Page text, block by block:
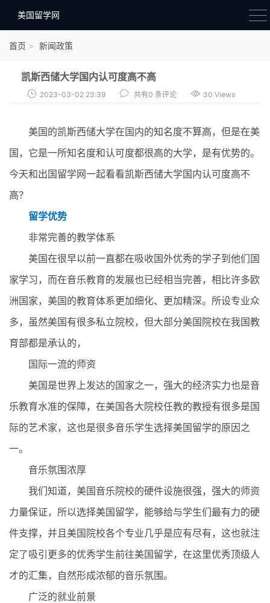
美国留学网
院校选择
材料准备
首页 新闻政策
凯斯西储大学国内认可度高不高
2023-03-02 23:39 共有0 条评论 30 Views
美国的凯斯西储大学在国内的知名度不算高，但是在美
国，它是一所知名度和认可度都很高的大学，是有优势的。
今天和出国留学网一起看看凯斯西储大学国内认可度高不
高？
留学优势
非常完善的教学体系
美国在很早以前一直都在吸收国外优秀的学子到他们国
家学习，而在音乐教育的发展也已经相当完善，相比许多欧
洲国家，美国的教育体系更加细化、更加精深。所设专业众
多，虽然美国有很多私立院校，但大部分美国院校在我国教
育部都是承认的，
国际一流的师资
美国是世界上发达的国家之一，强大的经济实力也是音
乐教育水准的保障，在美国各大院校任教的教授有很多是国
际的艺术家，这也是很多音乐学生选择美国留学的原因之
一。
音乐氛围浓厚
我们知道，美国音乐院校的硬件设施很强，强大的师资
力量保证，所以选择美国留学，能够给与学生们最有力的硬
件支撑，并且美国院校各个专业几乎是应有尽有，这也就注
定了吸引更多的优秀学生前往美国留学，在这里优秀顶级人
才的汇集，自然形成浓郁的音乐氛围。
广泛的就业前景